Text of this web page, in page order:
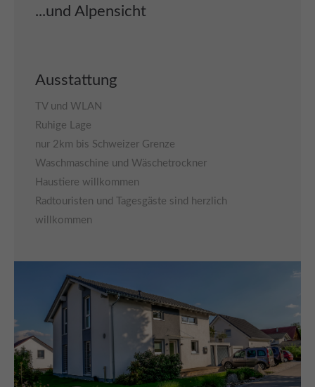
...und Alpensicht
Ausstattung
TV und WLAN
Ruhige Lage
nur 2km bis Schweizer Grenze
Waschmaschine und Wäschetrockner
Haustiere willkommen
Radtouristen und Tagesgäste sind herzlich
willkommen